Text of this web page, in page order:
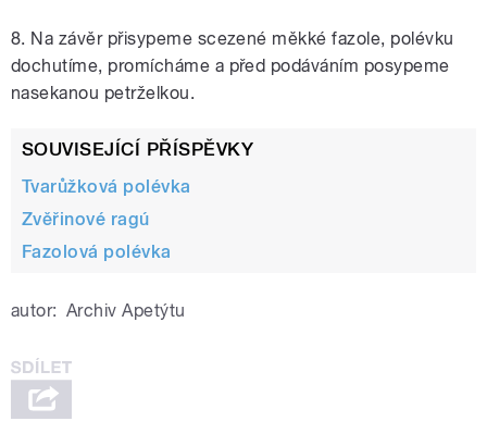
8. Na závěr přisypeme scezené měkké fazole, polévku
dochutíme, promícháme a před podáváním posypeme
nasekanou petrželkou.
SOUVISEJÍCÍ PŘÍSPĚVKY
Tvarůžková polévka
Zvěřinové ragú
Fazolová polévka
autor: Archiv Apetýtu